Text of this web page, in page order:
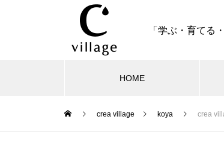
「学ぶ・育てる
HOME
crea village koya crea